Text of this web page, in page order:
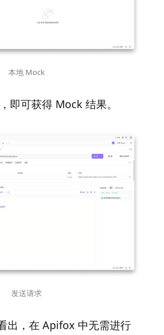
本地 Mock
即可获得 Mock 结果。
发送请求
出，在 Apifox 中无需进行